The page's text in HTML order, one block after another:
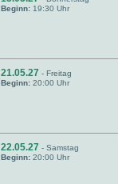
Beginn: 19:30 Uhr
21.05.27 - Freitag
Beginn: 20:00 Uhr
22.05.27 - Samstag
Beginn: 20:00 Uhr